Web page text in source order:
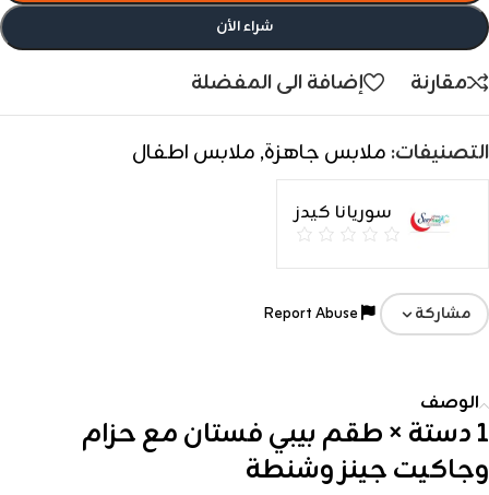
شراء الأن
مقارنة إضافة الى المفضلة
التصنيفات: ملابس جاهزة, ملابس اطفال
سوريانا كيدز
مشاركة
الوصف
1 دستة × طقم بيبي فستان مع حزام
وجاكيت جينز وشنطة